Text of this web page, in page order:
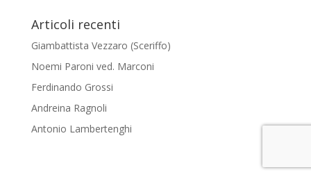
Articoli recenti
Giambattista Vezzaro (Sceriffo)
Noemi Paroni ved. Marconi
Ferdinando Grossi
Andreina Ragnoli
Antonio Lambertenghi